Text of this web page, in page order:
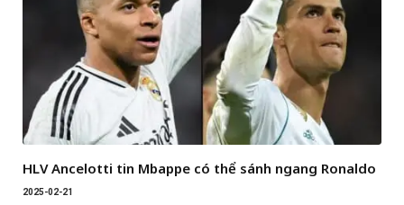
HLV Ancelotti tin Mbappe có thể sánh ngang Ronaldo
2025-02-21